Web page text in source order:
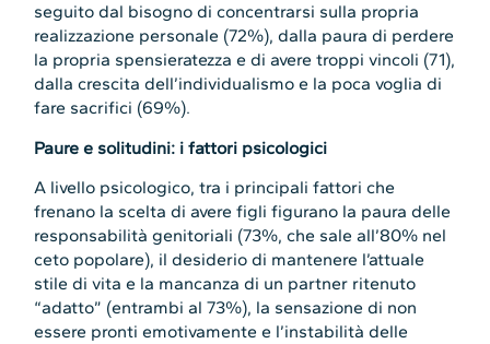
seguito dal bisogno di concentrarsi sulla propria
realizzazione personale (72%), dalla paura di perdere
la propria spensieratezza e di avere troppi vincoli (71),
dalla crescita dell’individualismo e la poca voglia di
fare sacrifici (69%).
Paure e solitudini: i fattori psicologici
A livello psicologico, tra i principali fattori che
frenano la scelta di avere figli figurano la paura delle
responsabilità genitoriali (73%, che sale all’80% nel
ceto popolare), il desiderio di mantenere l’attuale
stile di vita e la mancanza di un partner ritenuto
“adatto” (entrambi al 73%), la sensazione di non
essere pronti emotivamente e l’instabilità delle